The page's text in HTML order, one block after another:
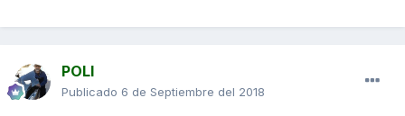
POLI
Publicado 6 de Septiembre del 2018